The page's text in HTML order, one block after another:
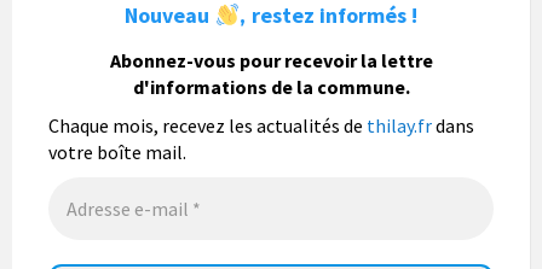
population mais également les visiteurs à son
bulletin municipal annuel en organisant un concours
photo gratuit OUVERT À TOUS.
Vous pouvez envoyer vos photo...Lire la suite
Nouveau , restez informés !
Abonnez-vous pour recevoir la lettre
d'informations de la commune.
Chaque mois, recevez les actualités de thilay.frdans
votre boîte mail.